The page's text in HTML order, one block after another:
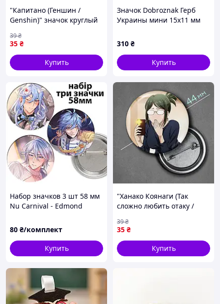
"Капитано (Геншин /
Genshin)" значок круглый
35 ₴
39₴
Купить
Значок Dobroznak Герб
Украины мини 15х11 мм
310 ₴
Купить
Набор значков 3 шт 58 мм
Nu Carnival - Edmond
80 ₴/комплект
Купить
"Ханако Коянаги (Так
сложно любить отаку /
значок круглый на булавке
Ø44 мм
35 ₴
39₴
Купить